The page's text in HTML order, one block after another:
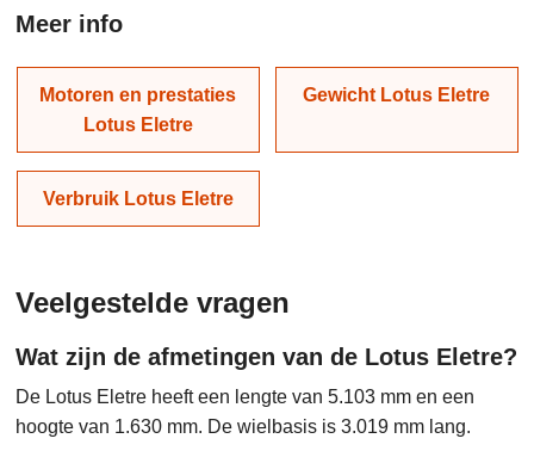
Meer info
Motoren en prestaties
Lotus Eletre
Gewicht Lotus Eletre
Verbruik Lotus Eletre
Veelgestelde vragen
Wat zijn de afmetingen van de Lotus Eletre?
De Lotus Eletre heeft een lengte van 5.103 mm en een
hoogte van 1.630 mm. De wielbasis is 3.019 mm lang.